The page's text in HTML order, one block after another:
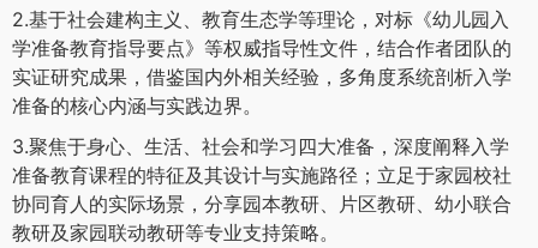
2.基于社会建构主义、教育生态学等理论，对标《幼儿园入
学准备教育指导要点》等权威指导性文件，结合作者团队的
实证研究成果，借鉴国内外相关经验，多角度系统剖析入学
准备的核心内涵与实践边界。
3.聚焦于身心、生活、社会和学习四大准备，深度阐释入学
准备教育课程的特征及其设计与实施路径；立足于家园校社
协同育人的实际场景，分享园本教研、片区教研、幼小联合
教研及家园联动教研等专业支持策略。